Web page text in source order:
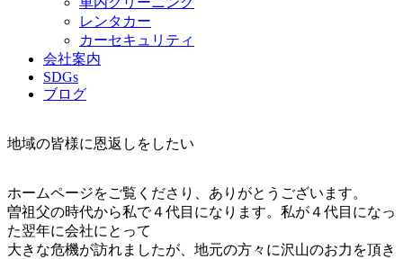
レンタカー
カーセキュリティ
会社案内
SDGs
ブログ
地域の皆様に恩返し をしたい
ホームページをご覧くださり、ありがとうございます。
曽祖父の時代から私で４代目になります。私が４代目になっ
た翌年に会社にとって
大きな危機が訪れましたが、地元の方々に沢山のお力を頂き